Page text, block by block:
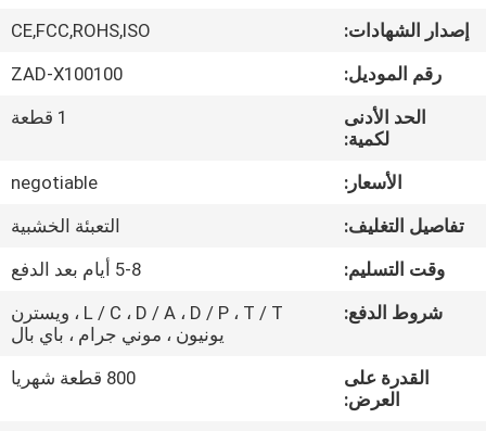
في
المعمل
مراقبة
الجودة
اتصل
اقتباس
إصدار الشهادات:
CE,FCC,ROHS,ISO
رقم الموديل:
ZAD-X100100
الحد الأدنى
لكمية:
1 قطعة
الأسعار:
negotiable
تفاصيل التغليف:
التعبئة الخشبية
وقت التسليم:
5-8 أيام بعد الدفع
شروط الدفع:
L / C ، D / A ، D / P ، T / T ، ويسترن
يونيون ، موني جرام ، باي بال
القدرة على
العرض:
800 قطعة شهريا